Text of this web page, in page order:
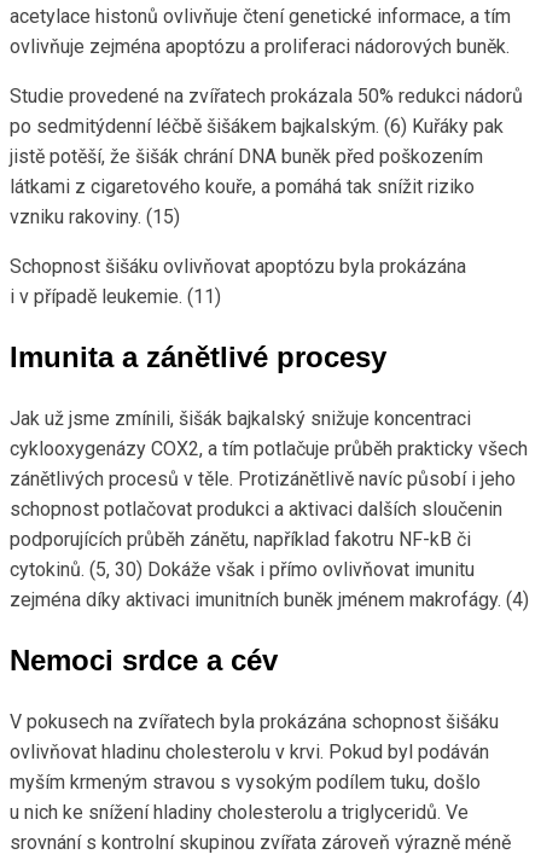
acetylace histonů ovlivňuje čtení genetické informace, a tím
ovlivňuje zejména apoptózu a proliferaci nádorových buněk.
Studie provedené na zvířatech prokázala 50% redukci nádorů
po sedmitýdenní léčbě šišákem bajkalským. (6) Kuřáky pak
jistě potěší, že šišák chrání DNA buněk před poškozením
látkami z cigaretového kouře, a pomáhá tak snížit riziko
vzniku rakoviny. (15)
Schopnost šišáku ovlivňovat apoptózu byla prokázána
i v případě leukemie. (11)
Imunita a zánětlivé procesy
Jak už jsme zmínili, šišák bajkalský snižuje koncentraci
cyklooxygenázy COX2, a tím potlačuje průběh prakticky všech
zánětlivých procesů v těle. Protizánětlivě navíc působí i jeho
schopnost potlačovat produkci a aktivaci dalších sloučenin
podporujících průběh zánětu, například fakotru NF-kB či
cytokinů. (5, 30) Dokáže však i přímo ovlivňovat imunitu
zejména díky aktivaci imunitních buněk jménem makrofágy. (4)
Nemoci srdce a cév
V pokusech na zvířatech byla prokázána schopnost šišáku
ovlivňovat hladinu cholesterolu v krvi. Pokud byl podáván
myším krmeným stravou s vysokým podílem tuku, došlo
u nich ke snížení hladiny cholesterolu a triglyceridů. Ve
srovnání s kontrolní skupinou zvířata zároveň výrazně méně